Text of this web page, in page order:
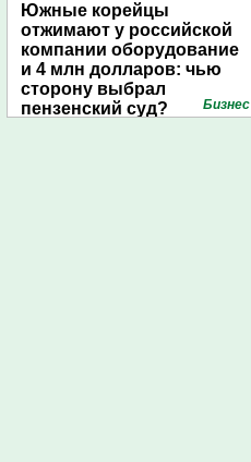
Южные корейцы
отжимают у российской
компании оборудование
и 4 млн долларов: чью
сторону выбрал
пензенский суд?
Бизнес